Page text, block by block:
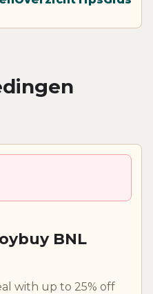
BNL
with up to 25% off